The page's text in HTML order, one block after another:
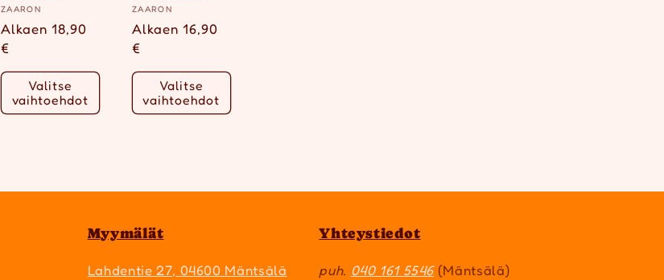
Myyjä:
ZAARON
Normaalihinta
Alkaen 18,90
€
Valitse
vaihtoehdot
Myyjä:
ZAARON
Normaalihinta
Alkaen 16,90
€
Valitse
vaihtoehdot
Myymälät
Lahdentie 27, 04600 Mäntsälä
Yhteystiedot
puh. 040 161 5546(Mäntsälä)